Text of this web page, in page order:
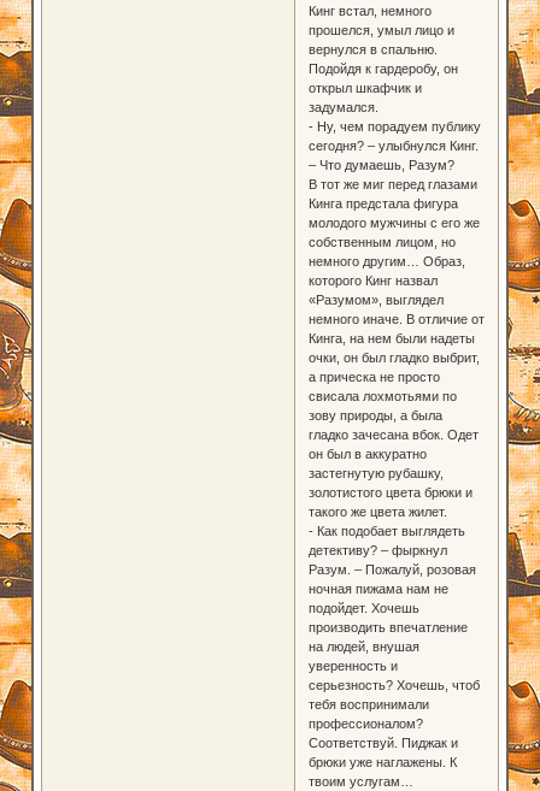
Кинг встал, немного
прошелся, умыл лицо и
вернулся в спальню.
Подойдя к гардеробу, он
открыл шкафчик и
задумался.
- Ну, чем порадуем публику
сегодня? – улыбнулся Кинг.
– Что думаешь, Разум?
В тот же миг перед глазами
Кинга предстала фигура
молодого мужчины с его же
собственным лицом, но
немного другим… Образ,
которого Кинг назвал
«Разумом», выглядел
немного иначе. В отличие от
Кинга, на нем были надеты
очки, он был гладко выбрит,
а прическа не просто
свисала лохмотьями по
зову природы, а была
гладко зачесана вбок. Одет
он был в аккуратно
застегнутую рубашку,
золотистого цвета брюки и
такого же цвета жилет.
- Как подобает выглядеть
детективу? – фыркнул
Разум. – Пожалуй, розовая
ночная пижама нам не
подойдет. Хочешь
производить впечатление
на людей, внушая
уверенность и
серьезность? Хочешь, чтоб
тебя воспринимали
профессионалом?
Соответствуй. Пиджак и
брюки уже наглажены. К
твоим услугам…